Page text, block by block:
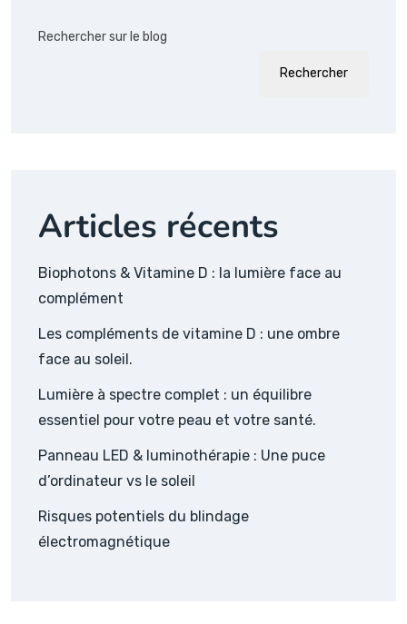
Rechercher sur le blog
Rechercher
Articles récents
Biophotons & Vitamine D : la lumière face au
complément
Les compléments de vitamine D : une ombre
face au soleil.
Lumière à spectre complet : un équilibre
essentiel pour votre peau et votre santé.
Panneau LED & luminothérapie : Une puce
d’ordinateur vs le soleil
Risques potentiels du blindage
électromagnétique